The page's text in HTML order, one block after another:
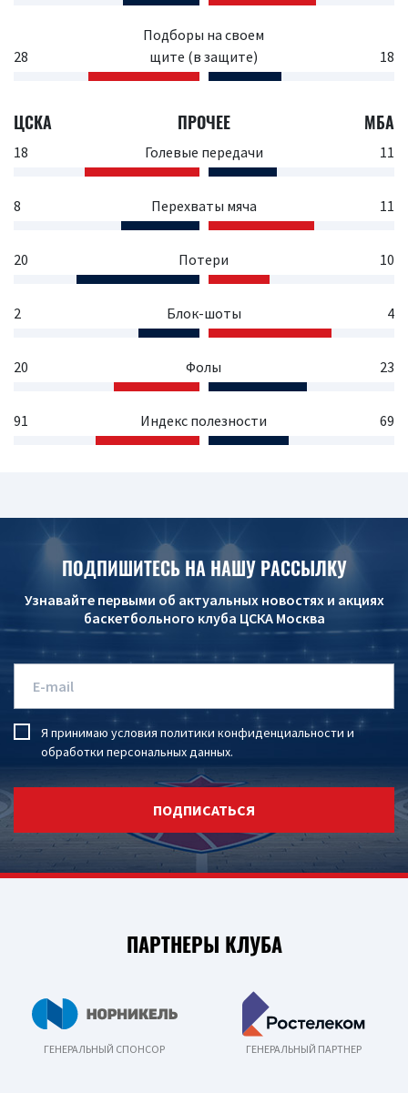
28
Подборы на своем
щите (в защите)
18
ЦСКА ПРОЧЕЕ МБА
18 Голевые передачи 11
8 Перехваты мяча 11
20 Потери 10
2 Блок-шоты 4
20 Фолы 23
91 Индекс полезности 69
ПОДПИШИТЕСЬ НА НАШУ РАССЫЛКУ
Узнавайте первыми об актуальных новостях и акциях
баскетбольного клуба ЦСКА Москва
Я принимаю условия политики конфиденциальности и
обработки персональных данных.
ПОДПИСАТЬСЯ
ПАРТНЕРЫ КЛУБА
ГЕНЕРАЛЬНЫЙ СПОНСОР ГЕНЕРАЛЬНЫЙ ПАРТНЕР